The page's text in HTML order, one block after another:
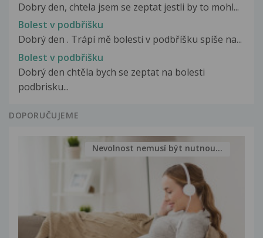
Dobry den, chtela jsem se zeptat jestli by to mohl...
Bolest v podbřišku
Dobrý den . Trápí mě bolesti v podbříšku spíše na...
Bolest v podbřišku
Dobrý den chtěla bych se zeptat na bolesti
podbrisku...
DOPORUČUJEME
Nevolnost nemusí být nutnou...